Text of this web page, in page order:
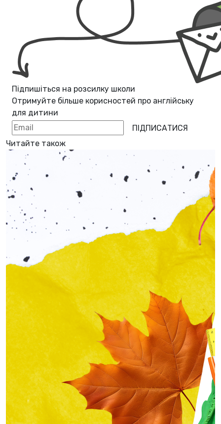
Підпишіться на розсилку школи
Отримуйте більше корисностей про англійську
для дитини
ПІДПИСАТИСЯ
Читайте також